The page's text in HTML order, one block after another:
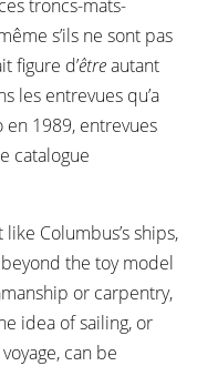
troncs-mats-
s’ils ne sont pas
figure d’êtreautant
les entrevues qu’a
en 1989, entrevues
catalogue
Columbus’s ships,
the toy model
or carpentry,
idea of sailing, or
can be